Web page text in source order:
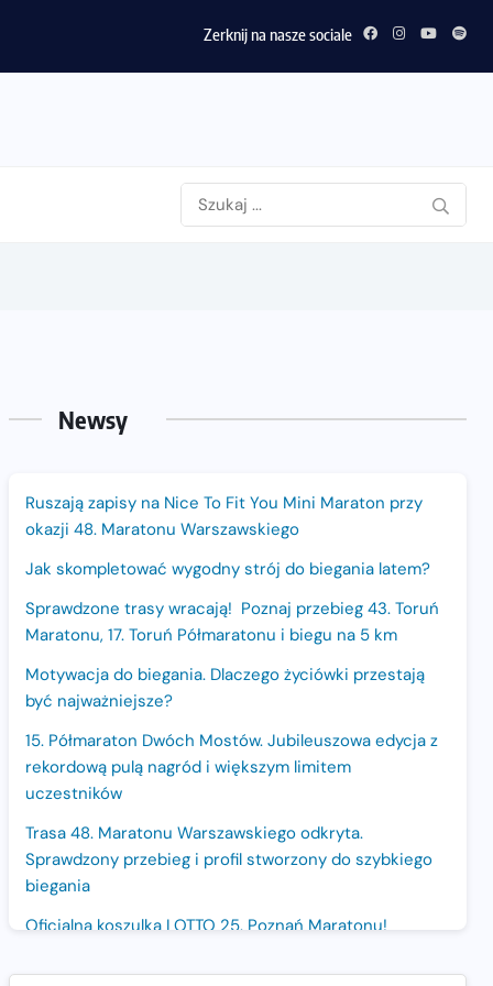
Zerknij na nasze sociale
Newsy
Ruszają zapisy na Nice To Fit You Mini Maraton przy
okazji 48. Maratonu Warszawskiego
Jak skompletować wygodny strój do biegania latem?
Sprawdzone trasy wracają! Poznaj przebieg 43. Toruń
Maratonu, 17. Toruń Półmaratonu i biegu na 5 km
Motywacja do biegania. Dlaczego życiówki przestają
być najważniejsze?
15. Półmaraton Dwóch Mostów. Jubileuszowa edycja z
rekordową pulą nagród i większym limitem
uczestników
Trasa 48. Maratonu Warszawskiego odkryta.
Sprawdzony przebieg i profil stworzony do szybkiego
biegania
Oficjalna koszulka LOTTO 25. Poznań Maratonu!